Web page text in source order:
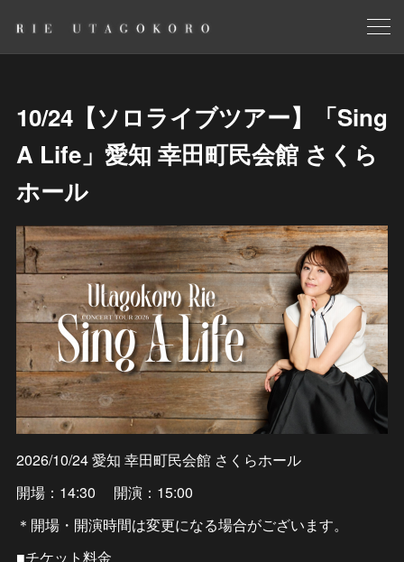
10/24【ソロライブツアー】「Sing
A Life」愛知 幸田町民会館 さくら
ホール
2026/10/24 愛知 幸田町民会館 さくらホール
開場：14:30 開演：15:00
＊開場・開演時間は変更になる場合がございます。
■チケット料金